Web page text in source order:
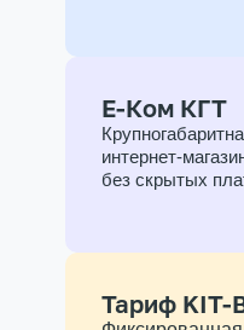
Е-Ком КГТ
интернет-
без скрытых
Тариф KIT-